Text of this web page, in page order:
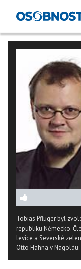
Tobias Pflüger byl
republiku Německo.
levice a Severské
Otto Hahna v